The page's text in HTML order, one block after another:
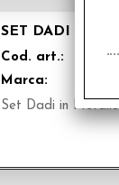
SET DADI IN
Cod. art.:
Marca:
Set Dadi in Metallo